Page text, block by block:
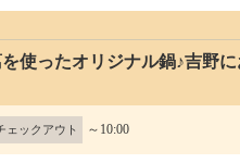
使ったオリジナル鍋♪吉野
ェックアウト ～10:00